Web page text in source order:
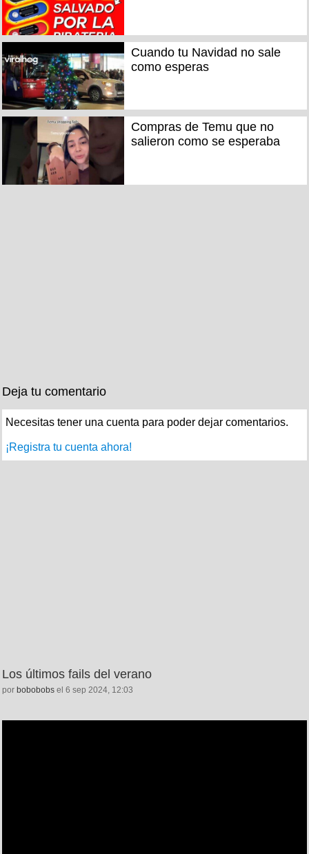
Cuando tu Navidad no sale
como esperas
Compras de Temu que no
salieron como se esperaba
Deja tu comentario
Necesitas tener una cuenta para poder dejar comentarios.
¡Registra tu cuenta ahora!
Los últimos fails del verano
por bobobobs el 6 sep 2024, 12:03